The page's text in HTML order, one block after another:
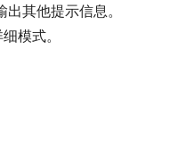
其他提示信息。
模式。